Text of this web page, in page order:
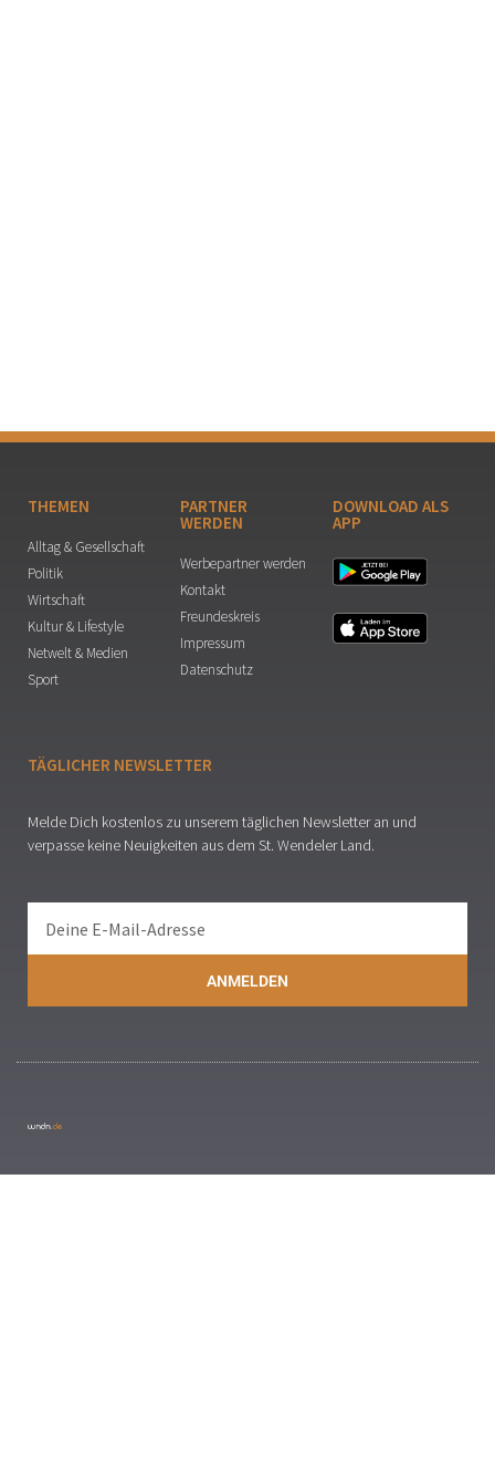
THEMEN
Alltag & Gesellschaft
Politik
Wirtschaft
Kultur & Lifestyle
Netwelt & Medien
Sport
PARTNER
WERDEN
Werbepartner werden
Kontakt
Freundeskreis
Impressum
Datenschutz
DOWNLOAD ALS
APP
TÄGLICHER NEWSLETTER
Melde Dich kostenlos zu unserem täglichen Newsletter an und
verpasse keine Neuigkeiten aus dem St. Wendeler Land.
ANMELDEN